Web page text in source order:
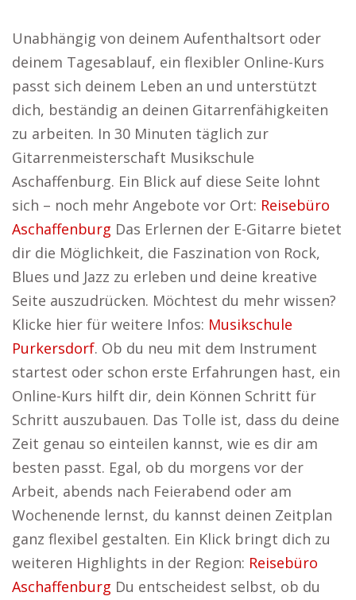
Unabhängig von deinem Aufenthaltsort oder
deinem Tagesablauf, ein flexibler Online-Kurs
passt sich deinem Leben an und unterstützt
dich, beständig an deinen Gitarrenfähigkeiten
zu arbeiten. In 30 Minuten täglich zur
Gitarrenmeisterschaft Musikschule
Aschaffenburg. Ein Blick auf diese Seite lohnt
sich – noch mehr Angebote vor Ort: Reisebüro
Aschaffenburg Das Erlernen der E-Gitarre bietet
dir die Möglichkeit, die Faszination von Rock,
Blues und Jazz zu erleben und deine kreative
Seite auszudrücken. Möchtest du mehr wissen?
Klicke hier für weitere Infos: Musikschule
Purkersdorf. Ob du neu mit dem Instrument
startest oder schon erste Erfahrungen hast, ein
Online-Kurs hilft dir, dein Können Schritt für
Schritt auszubauen. Das Tolle ist, dass du deine
Zeit genau so einteilen kannst, wie es dir am
besten passt. Egal, ob du morgens vor der
Arbeit, abends nach Feierabend oder am
Wochenende lernst, du kannst deinen Zeitplan
ganz flexibel gestalten. Ein Klick bringt dich zu
weiteren Highlights in der Region: Reisebüro
Aschaffenburg Du entscheidest selbst, ob du